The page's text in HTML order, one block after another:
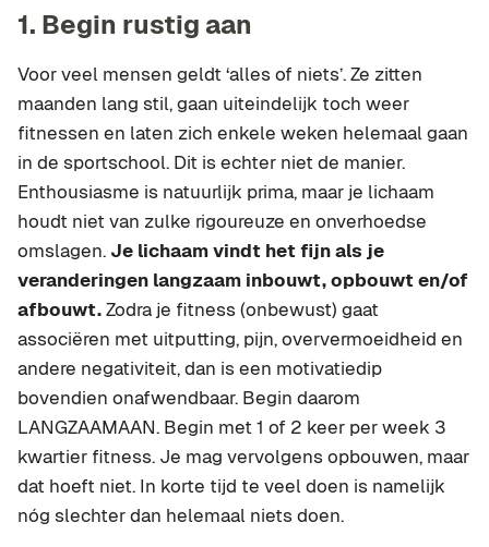
1. Begin rustig aan
Voor veel mensen geldt ‘alles of niets’. Ze zitten
maanden lang stil, gaan uiteindelijk toch weer
fitnessen en laten zich enkele weken helemaal gaan
in de sportschool. Dit is echter niet de manier.
Enthousiasme is natuurlijk prima, maar je lichaam
houdt niet van zulke rigoureuze en onverhoedse
omslagen. Je lichaam vindt het fijn als je
veranderingen langzaam inbouwt, opbouwt en/of
afbouwt.Zodra je fitness (onbewust) gaat
associëren met uitputting, pijn, oververmoeidheid en
andere negativiteit, dan is een motivatiedip
bovendien onafwendbaar. Begin daarom
LANGZAAMAAN. Begin met 1 of 2 keer per week 3
kwartier fitness. Je mag vervolgens opbouwen, maar
dat hoeft niet. In korte tijd te veel doen is namelijk
nóg slechter dan helemaal niets doen.